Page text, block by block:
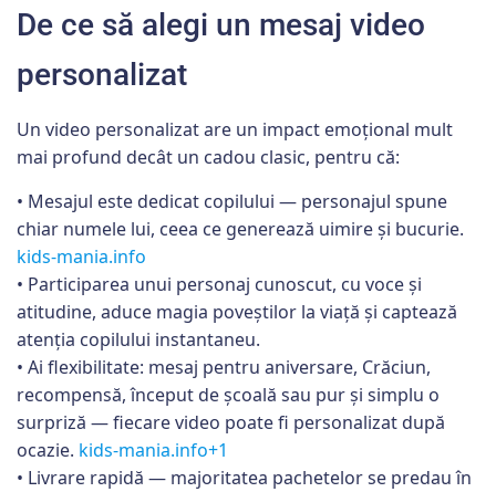
De ce să alegi un mesaj video
personalizat
Un video personalizat are un impact emoțional mult
mai profund decât un cadou clasic, pentru că:
• Mesajul este dedicat copilului — personajul spune
chiar numele lui, ceea ce generează uimire și bucurie.
kids-mania.info
• Participarea unui personaj cunoscut, cu voce și
atitudine, aduce magia poveștilor la viață și captează
atenția copilului instantaneu.
• Ai flexibilitate: mesaj pentru aniversare, Crăciun,
recompensă, început de școală sau pur și simplu o
surpriză — fiecare video poate fi personalizat după
ocazie. kids-mania.info+1
• Livrare rapidă — majoritatea pachetelor se predau în